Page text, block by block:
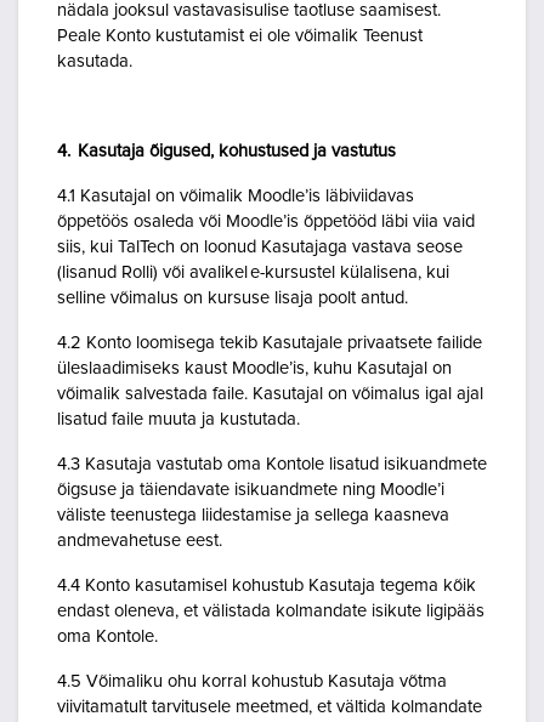
nädala jooksul vastavasisulise taotluse saamisest.
Peale Konto kustutamist ei ole võimalik Teenust
kasutada.
4. Kasutaja õigused, kohustused ja vastutus
4.1 Kasutajal on võimalik Moodle’is läbiviidavas
õppetöös osaleda või Moodle’is õppetööd läbi viia vaid
siis, kui TalTech on loonud Kasutajaga vastava seose
(lisanud Rolli) või avalikel e-kursustel külalisena, kui
selline võimalus on kursuse lisaja poolt antud.
4.2 Konto loomisega tekib Kasutajale privaatsete failide
üleslaadimiseks kaust Moodle’is, kuhu Kasutajal on
võimalik salvestada faile. Kasutajal on võimalus igal ajal
lisatud faile muuta ja kustutada.
4.3 Kasutaja vastutab oma Kontole lisatud isikuandmete
õigsuse ja täiendavate isikuandmete ning Moodle’i
väliste teenustega liidestamise ja sellega kaasneva
andmevahetuse eest.
4.4 Konto kasutamisel kohustub Kasutaja tegema kõik
endast oleneva, et välistada kolmandate isikute ligipääs
oma Kontole.
4.5 Võimaliku ohu korral kohustub Kasutaja võtma
viivitamatult tarvitusele meetmed, et vältida kolmandate